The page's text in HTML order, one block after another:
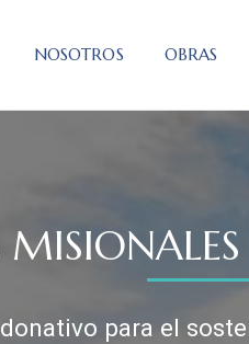
NOSOTROS OBRAS
para el